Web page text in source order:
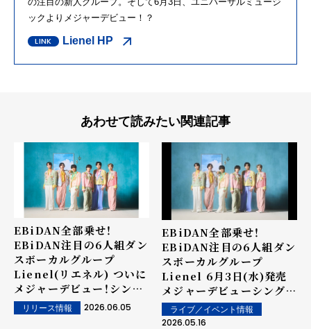
ックよりメジャーデビュー！？
Lienel HP
あわせて読みたい関連記事
EBiDAN全部乗せ！
EBiDAN注目の6人組ダン
スボーカルグループ
Lienel(リエネル) ついに
メジャーデビュー！シング
ル「メロ・コレクション」の
Music Video公開！ メロ
リリース情報 2026.06.05
EBiDAN全部乗せ！
EBiDAN注目の6人組ダン
スボーカルグループ
Lienel 6月3日(水)発売
メジャーデビューシングル
「メロ・コレクション」 メロ
シーン満載のシンガポール
ライブ／イベント情報
2026.05.16